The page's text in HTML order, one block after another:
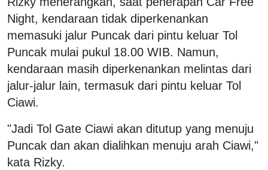
Night, kendaraan tidak diperkenankan
memasuki jalur Puncak dari pintu keluar Tol
Puncak mulai pukul 18.00 WIB. Namun,
kendaraan masih diperkenankan melintas dari
jalur-jalur lain, termasuk dari pintu keluar Tol
Ciawi.
"Jadi Tol Gate Ciawi akan ditutup yang menuju
Puncak dan akan dialihkan menuju arah Ciawi,"
kata Rizky.